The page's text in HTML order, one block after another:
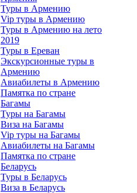
Туры в Армению
Vip туры в Армению
Туры в Армению на лето
2019
Туры в Ереван
Экскурсионные туры в
Армению
Авиабилеты в Армению
Памятка по стране
Багамы
Туры на Багамы
Виза на Багамы
Vip туры на Багамы
Авиабилеты на Багамы
Памятка по стране
Беларусь
Туры в Беларусь
Виза в Беларусь